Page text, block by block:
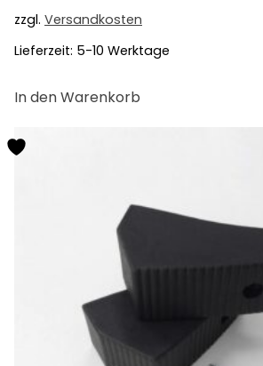
zzgl. Versandkosten
Lieferzeit: 5-10 Werktage
In den Warenkorb